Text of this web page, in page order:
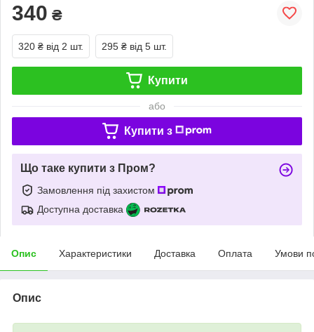
340 ₴
320 ₴ від 2 шт. 295 ₴ від 5 шт.
Купити
або
Купити з
Що таке купити з Пром?
Замовлення під захистом
Доступна доставка
Опис Характеристики Доставка Оплата Умови
Опис